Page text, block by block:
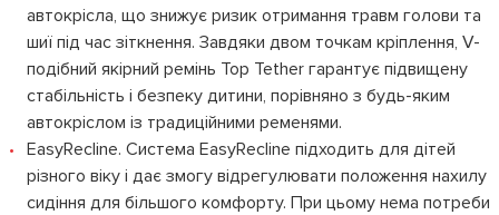
автокрісла, що знижує ризик отримання травм голови та
шиї під час зіткнення. Завдяки двом точкам кріплення, V-
подібний якірний ремінь Top Tether гарантує підвищену
стабільність і безпеку дитини, порівняно з будь-яким
автокріслом із традиційними ременями.
EasyRecline. Система EasyRecline підходить для дітей
різного віку і дає змогу відрегулювати положення нахилу
сидіння для більшого комфорту. При цьому нема потреби